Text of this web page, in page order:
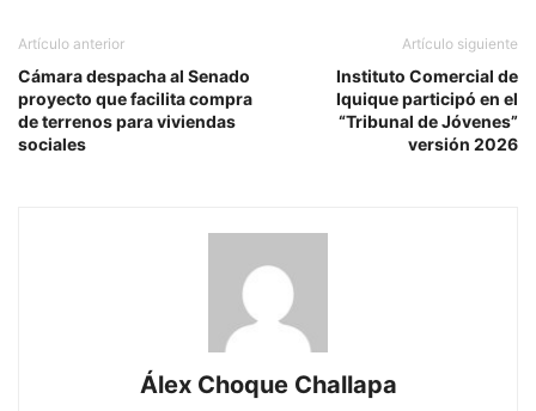
Artículo anterior
Cámara despacha al Senado
proyecto que facilita compra
de terrenos para viviendas
sociales
Artículo siguiente
Instituto Comercial de
Iquique participó en el
“Tribunal de Jóvenes”
versión 2026
Álex Choque Challapa